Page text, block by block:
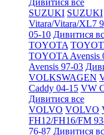
Дивитися все
SUZUKI SUZUKI
Vitara/Vitara/XL7
05-10 Дивитися
TOYOTA
TOYOTA Avensis
Avensis 97-03
VOLKSWAGEN
Caddy 04-15 VW
Дивитися все
VOLVO VOLVO
FH12/FH16/FM
76-87 Дивитися